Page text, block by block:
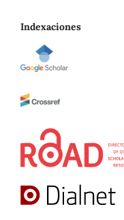
Indexaciones